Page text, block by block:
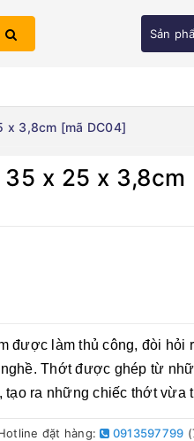
Sản
x 3,8cm [mã DC04]
x 25 x 3,8cm
được làm thủ công, đòi hỏi
Thớt được ghép từ
tạo ra những chiếc thớt vừa
đặt hàng: 0913597799